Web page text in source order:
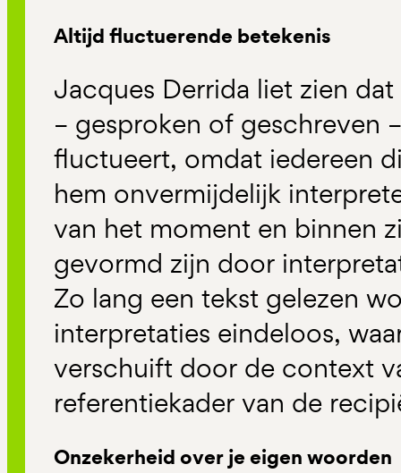
Altijd fluctuerende betekenis
Jacques Derrida liet zien
– gesproken of geschreven
fluctueert, omdat iedereen
hem onvermijdelijk
van het moment en binnen
gevormd zijn door
Zo lang een tekst gelezen
interpretaties eindeloos,
verschuift door de context
referentiekader van de
Onzekerheid over je eigen woorden